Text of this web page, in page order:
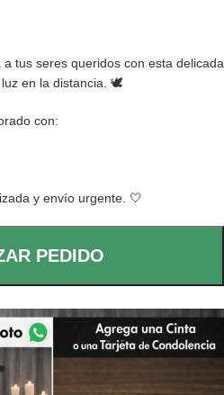
tus seres queridos con esta delicada
en la distancia. 🕊️
con:
y envío urgente. 🤍
PEDIDO